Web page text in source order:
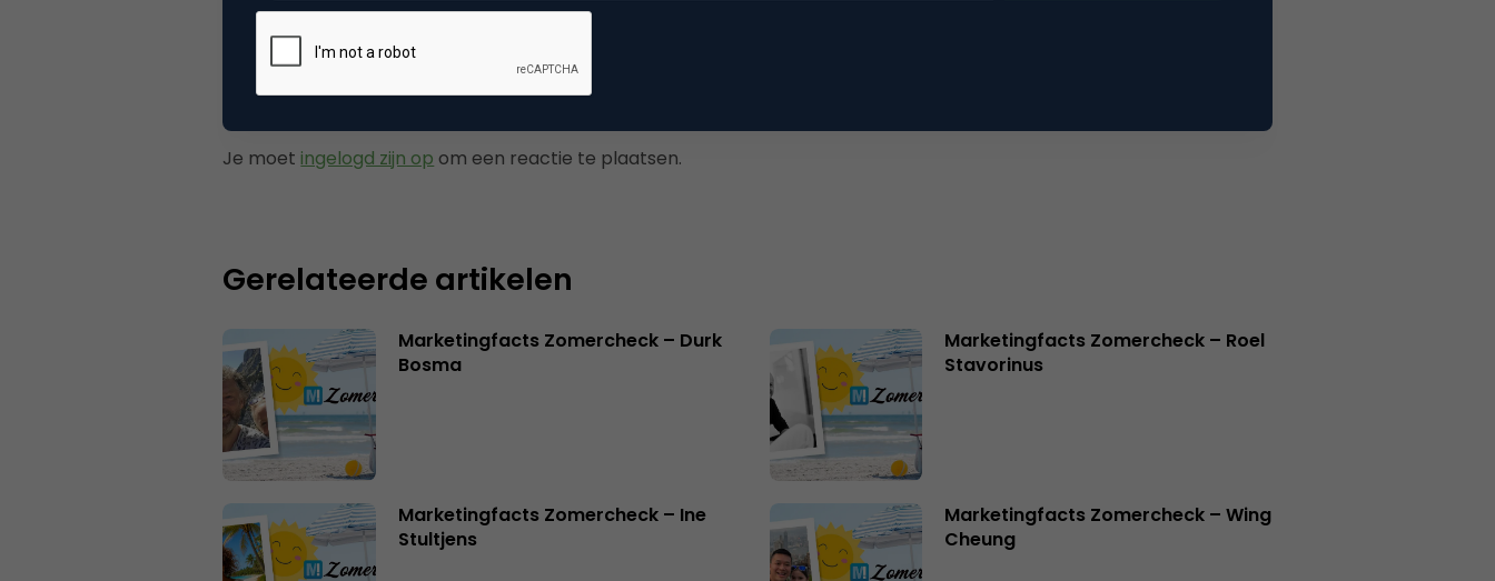
Plaats reactie
Je moet ingelogd zijn op om een reactie te plaatsen.
Gerelateerde artikelen
Marketingfacts Zomercheck – Durk
Bosma
Marketingfacts Zomercheck – Roel
Stavorinus
Marketingfacts Zomercheck – Ine
Stultjens
Marketingfacts Zomercheck – Wing
Cheung